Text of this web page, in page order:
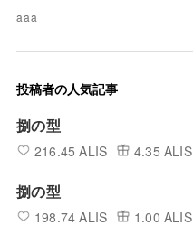
aaa
投稿者の人気記事
捌の型
216.45 ALIS 4.35 ALIS
捌の型
198.74 ALIS 1.00 ALIS